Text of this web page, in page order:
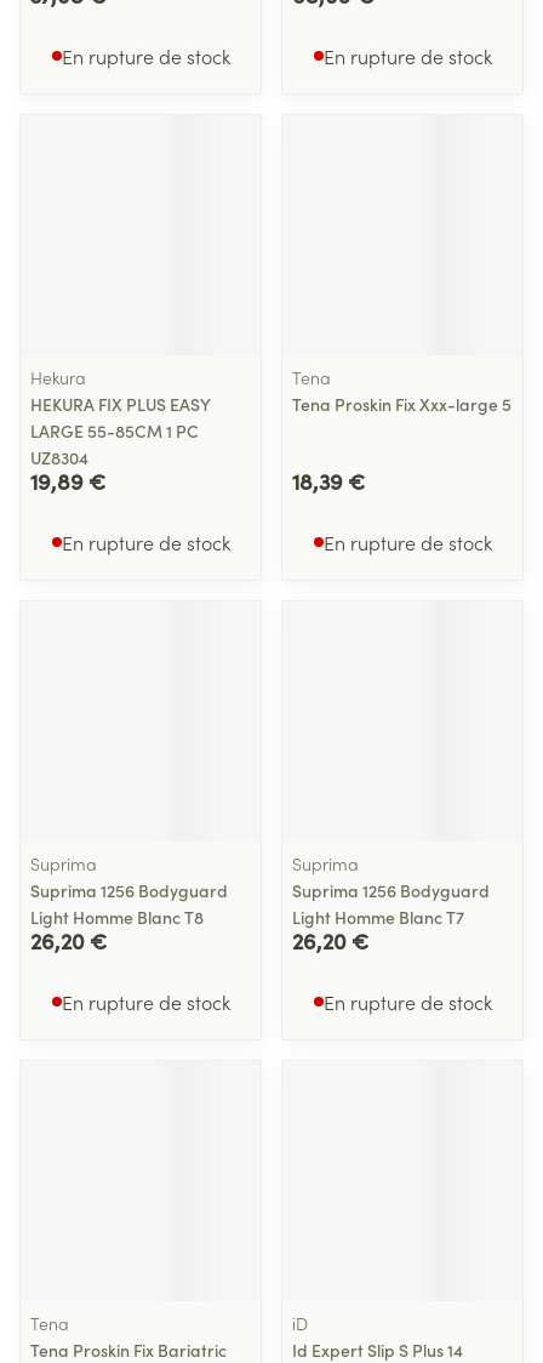
En rupture de stock En rupture de stock
Hekura
HEKURA FIX PLUS EASY
LARGE 55-85CM 1 PC
UZ8304
19,89 €
En rupture de stock
Tena
Tena Proskin Fix Xxx-large 5
18,39 €
En rupture de stock
Suprima
Suprima 1256 Bodyguard
Light Homme Blanc T8
26,20 €
En rupture de stock
Suprima
Suprima 1256 Bodyguard
Light Homme Blanc T7
26,20 €
En rupture de stock
Tena
Tena Proskin Fix Bariatric
iD
Id Expert Slip S Plus 14